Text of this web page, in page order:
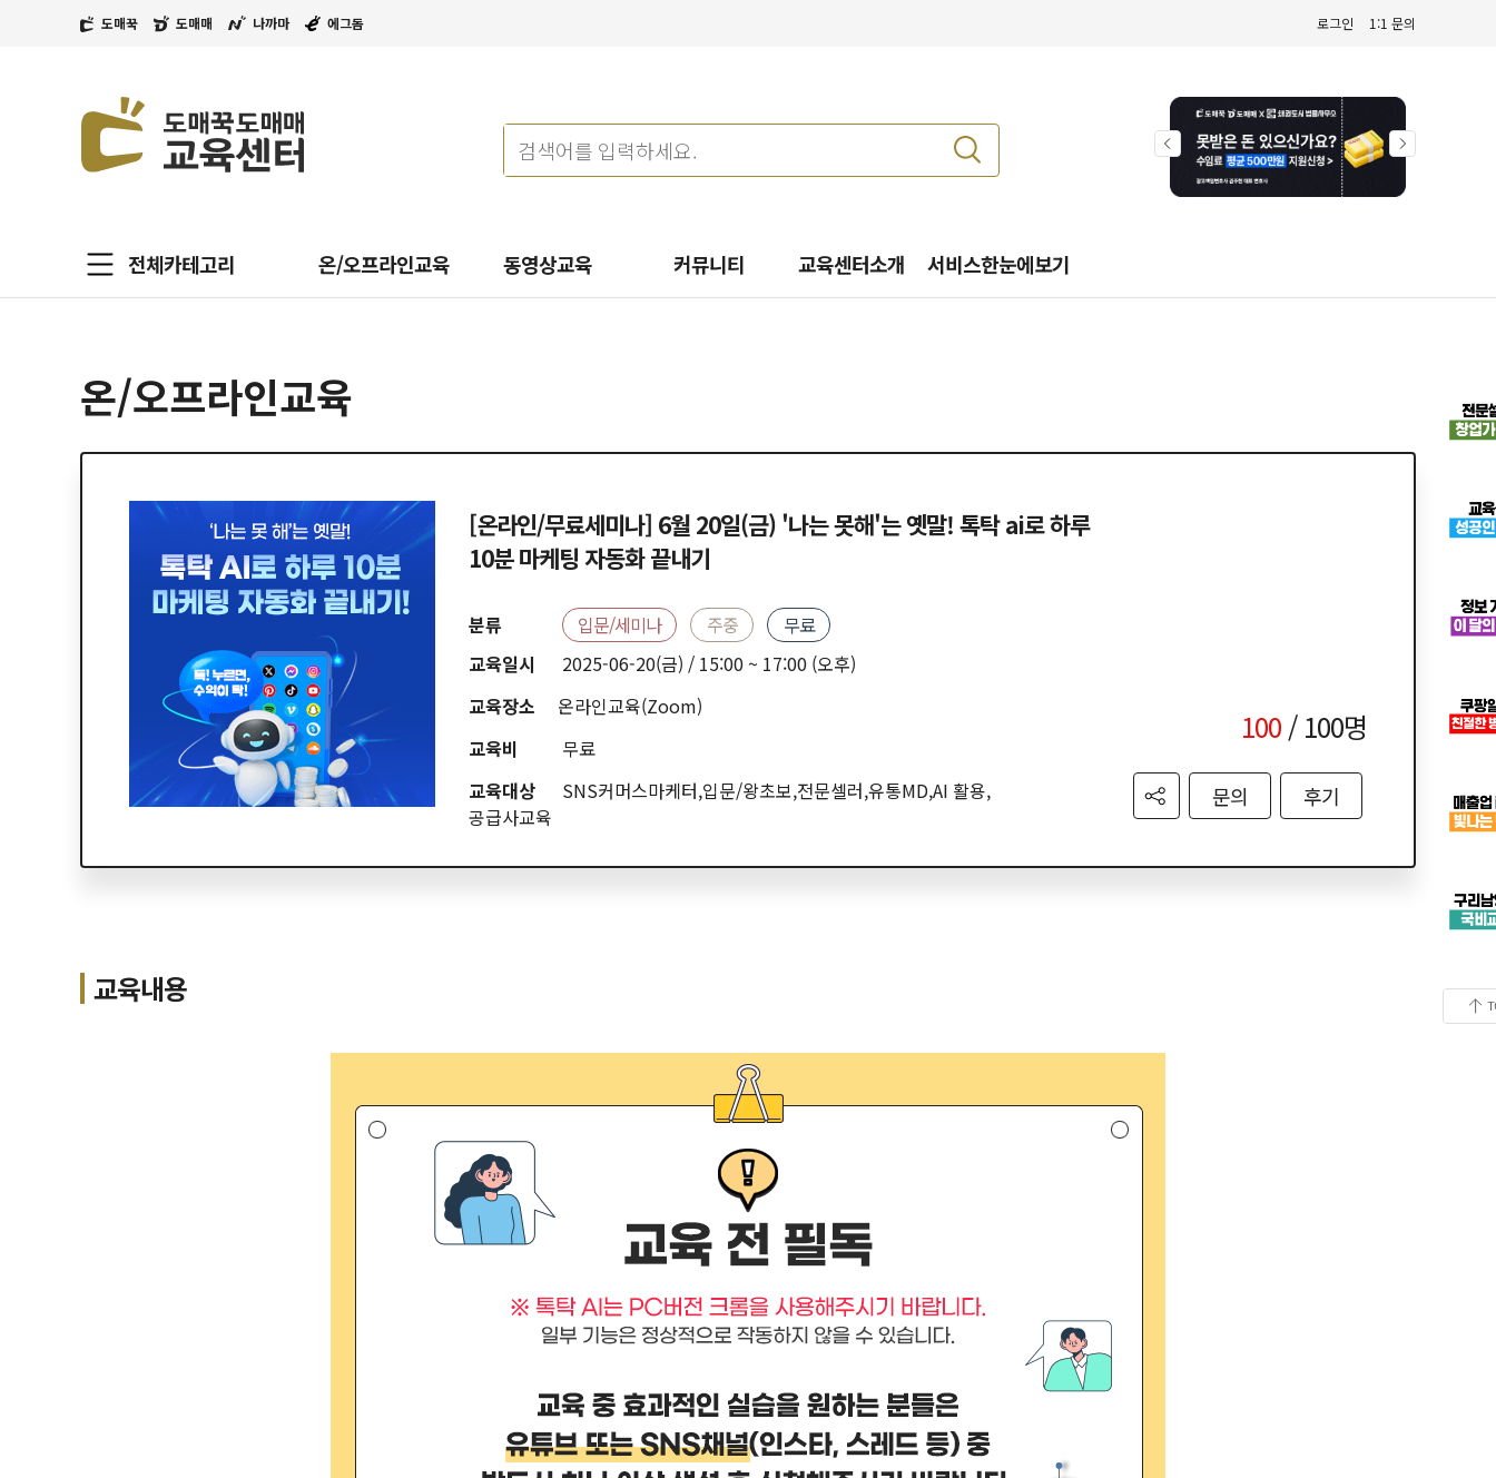
도매꾹 도매매 나까마 에그돔 로그인 1:1 문의
전체카테고리 온/오프라인교육 동영상교육 커뮤니티 교육센터소개 서비스한눈에보기
온/오프라인교육
[온라인/무료세미나] 6월 20일(금) '나는 못해'는 옛말! 톡탁 ai로 하루
10분 마케팅 자동화 끝내기
분류 입문/세미나 주중
무료
교육일시
2025-06-20(금) / 15:00 ~ 17:00 (오후)
교육장소
온라인교육(Zoom)
교육비
무료
교육대상
SNS커머스마케터,입문/왕초보,전문셀러,유통MD,AI 활용,
공급사교육
100 / 100명
문의 후기
교육내용